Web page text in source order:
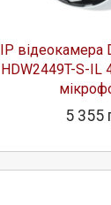
IP відеокамера
HDW2449T-S-
5 355